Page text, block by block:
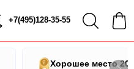
+7(495)128-35-55
Хорошее место